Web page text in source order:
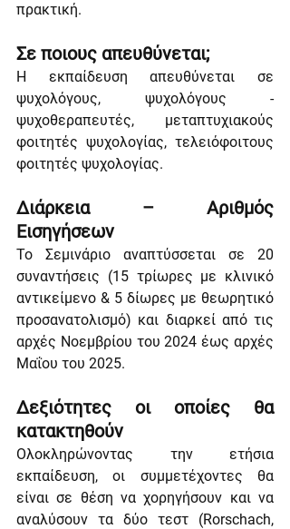
πρακτική.
Σε ποιους απευθύνεται;
Η εκπαίδευση απευθύνεται σε
ψυχολόγους, ψυχολόγους -
ψυχοθεραπευτές, μεταπτυχιακούς
φοιτητές ψυχολογίας, τελειόφοιτους
φοιτητές ψυχολογίας.
Διάρκεια – Αριθμός
Εισηγήσεων
Το Σεμινάριο αναπτύσσεται σε 20
συναντήσεις (15 τρίωρες με κλινικό
αντικείμενο & 5 δίωρες με θεωρητικό
προσανατολισμό) και διαρκεί από τις
αρχές Νοεμβρίου του 2024 έως αρχές
Μαΐου του 2025.
Δεξιότητες οι οποίες θα
κατακτηθούν
Ολοκληρώνοντας την ετήσια
εκπαίδευση, οι συμμετέχοντες θα
είναι σε θέση να χορηγήσουν και να
αναλύσουν τα δύο τεστ (Rorschach,